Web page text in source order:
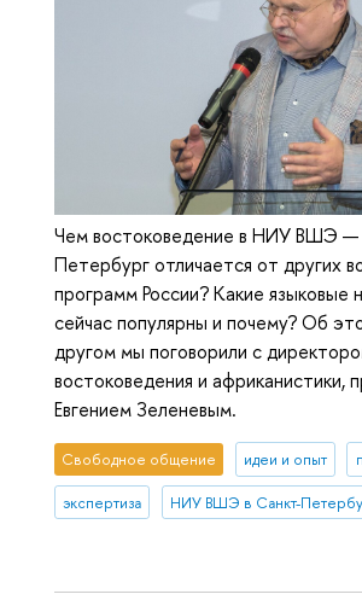
Чем востоковедение в НИУ ВШЭ —
Петербург отличается от других
программ России? Какие языковые
сейчас популярны и почему? Об
другом мы поговорили с
востоковедения и африканистики,
Евгением Зеленевым.
Свободное общение идеи и опыт
экспертиза НИУ ВШЭ в Санкт-